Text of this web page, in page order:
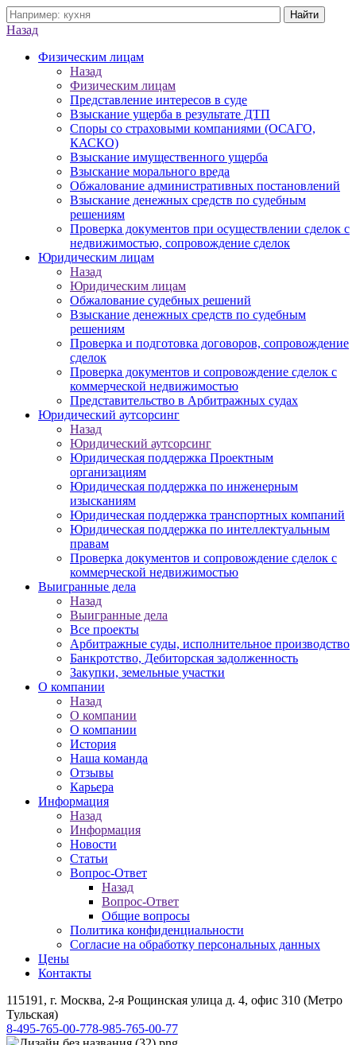
Назад
Физическим лицам
Назад
Физическим лицам
Представление интересов в суде
Взыскание ущерба в результате ДТП
Споры со страховыми компаниями (ОСАГО,
КАСКО)
Взыскание имущественного ущерба
Взыскание морального вреда
Обжалование административных постановлений
Взыскание денежных средств по судебным
решениям
Проверка документов при осуществлении сделок с
недвижимостью, сопровождение сделок
Юридическим лицам
Назад
Юридическим лицам
Обжалование судебных решений
Взыскание денежных средств по судебным
решениям
Проверка и подготовка договоров, сопровождение
сделок
Проверка документов и сопровождение сделок с
коммерческой недвижимостью
Представительство в Арбитражных судах
Юридический аутсорсинг
Назад
Юридический аутсорсинг
Юридическая поддержка Проектным
организациям
Юридическая поддержка по инженерным
изысканиям
Юридическая поддержка транспортных компаний
Юридическая поддержка по интеллектуальным
правам
Проверка документов и сопровождение сделок с
коммерческой недвижимостью
Выигранные дела
Назад
Выигранные дела
Все проекты
Арбитражные суды, исполнительное производство
Банкротство, Дебиторская задолженность
Закупки, земельные участки
О компании
Назад
О компании
О компании
История
Наша команда
Отзывы
Карьера
Информация
Назад
Информация
Новости
Статьи
Вопрос-Ответ
Назад
Вопрос-Ответ
Общие вопросы
Политика конфиденциальности
Согласие на обработку персональных данных
Цены
Контакты
115191, г. Москва, 2-я Рощинская улица д. 4, офис 310 (Метро
Тульская)
8-495-765-00-778-985-765-00-77